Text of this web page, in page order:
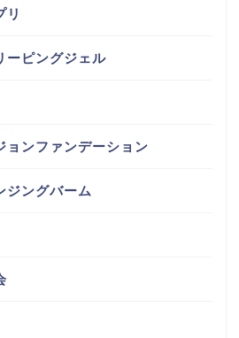
リ
ーピングジェル
ョンファンデーション
ジングバーム